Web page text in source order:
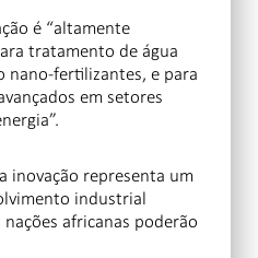
é “altamente
tratamento de água
nano-fertilizantes, e para
em setores
inovação representa um
industrial
africanas poderão